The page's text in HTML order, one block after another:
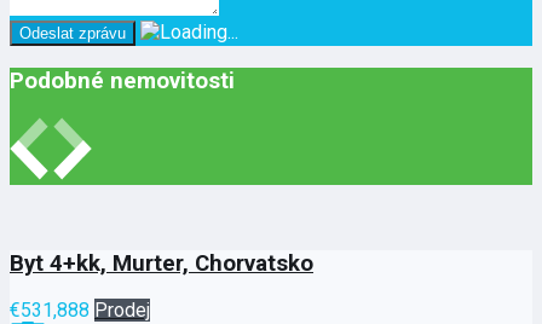
Podobné nemovitosti
Byt 4+kk, Murter, Chorvatsko
€531,888 Prodej